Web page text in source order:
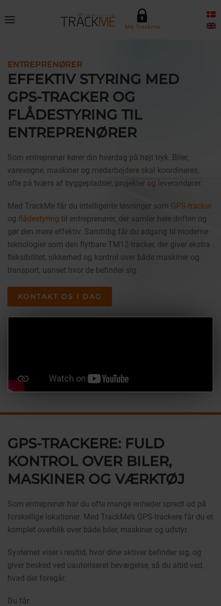
Skip to main content Mit Trackme
ENTREPRENØRER
EFFEKTIV STYRING MED
GPS-TRACKER OG
FLÅDESTYRING TIL
ENTREPRENØRER
Som entreprenør kører din hverdag på højt tryk. Biler,
varevogne, maskiner og medarbejdere skal koordineres,
ofte på tværs af byggepladser, projekter og leverandører.
Med TrackMe får du intelligente løsninger som GPS-tracker
og flådestyring til entreprenører, der samler hele driften og
gør den mere effektiv. Samtidig får du adgang til moderne
teknologier som den flytbare TM12-tracker, der giver ekstra
fleksibilitet, sikkerhed og kontrol over både maskiner og
transport, uanset hvor de befinder sig.
KONTAKT OS I DAG
GPS-TRACKERE: FULD
KONTROL OVER BILER,
MASKINER OG VÆRKTØJ
Som entreprenør har du ofte mange enheder spredt ud på
forskellige lokationer. Med TrackMe’s GPS-trackere får du et
komplet overblik over både biler, maskiner og udstyr.
Systemet viser i realtid, hvor dine aktiver befinder sig, og
giver besked ved uautoriseret bevægelse, så du altid ved,
hvad der foregår.
Du får: